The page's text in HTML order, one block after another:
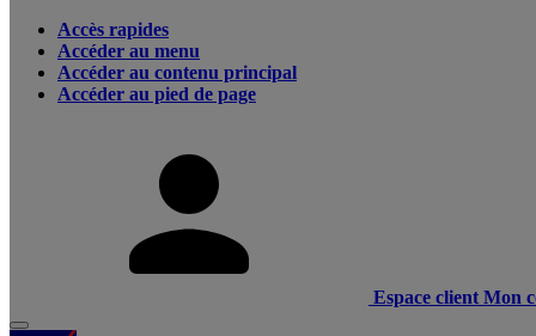
Accès rapides
Accéder au menu
Accéder au contenu principal
Accéder au pied de page
Espace client Mon